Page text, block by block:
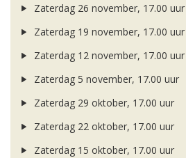
Zaterdag 26 november, 17.00 uur
Zaterdag 19 november, 17.00 uur
Zaterdag 12 november, 17.00 uur
Zaterdag 5 november, 17.00 uur
Zaterdag 29 oktober, 17.00 uur
Zaterdag 22 oktober, 17.00 uur
Zaterdag 15 oktober, 17.00 uur